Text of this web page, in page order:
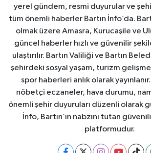
yerel gündem, resmi duyurular ve
tüm önemli haberler Bartın İnfo’da.
olmak üzere Amasra, Kurucaşile ve
güncel haberler hızlı ve güvenilir
ulaştırılır. Bartın Valiliği ve Bartın
şehirdeki sosyal yaşam, turizm
spor haberleri anlık olarak yayınlanır.
nöbetçi eczaneler, hava durumu,
önemli şehir duyuruları düzenli olarak
İnfo, Bartın’ın nabzını tutan
platformudur.